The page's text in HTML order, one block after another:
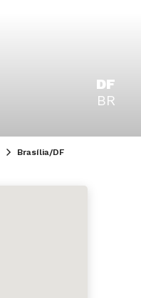
DF
BR
Brasília/DF